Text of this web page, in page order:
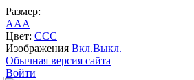
Размер:
AAA
Цвет: CCC
Изображения Вкл.Выкл.
Обычная версия сайта
Войти